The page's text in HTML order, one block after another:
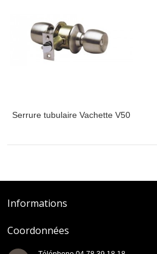
Serrure tubulaire Vachette V50
Informations
Coordonnées